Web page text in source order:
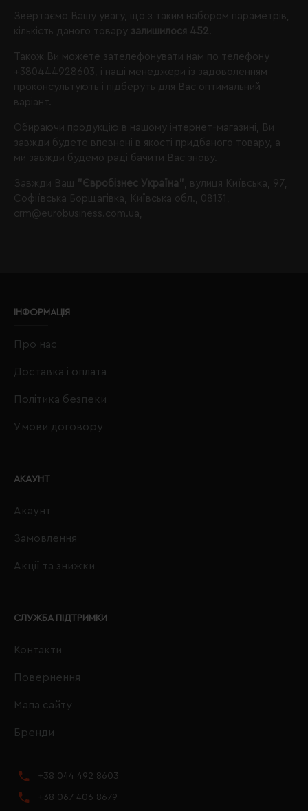
Звертаємо Вашу увагу, що з таким набором параметрів,
кількість даного товару залишилося 452
Також Ви можете зателефонувати нам по телефону
+380444928603 , і наші менеджери із задоволенням
проконсультують і підберуть для Вас оптимальний
варіант.
Обираючи продукцію в нашому інтернет-магазині, Ви
завжди будете впевнені в якості придбаного товару, а
ми завжди будемо раді бачити Вас знову.
Завжди Ваш "Євробізнес Україна"
, вулиця Київська, 97,
Софіївська Борщагівка, Київська обл., 08131,
crm@eurobusiness.com.ua,
ІНФОРМАЦІЯ
Про нас
Доставка і оплата
Політика безпеки
Умови договору
АКАУНТ
Акаунт
Замовлення
Акції та знижки
СЛУЖБА ПІДТРИМКИ
Контакти
Повернення
Мапа сайту
Бренди
+38 044 492 8603
+38 067 406 8679